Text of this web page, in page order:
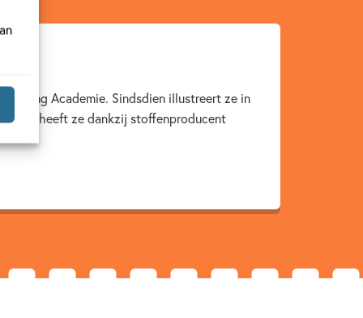
Academie. Sindsdien illustreert ze in
heeft ze dankzij stoffenproducent